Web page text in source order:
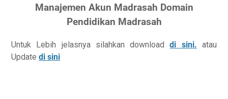
Manajemen Akun Madrasah Domain
Pendidikan Madrasah
Untuk Lebih jelasnya silahkan downloaddi sini. atau
Update di sini